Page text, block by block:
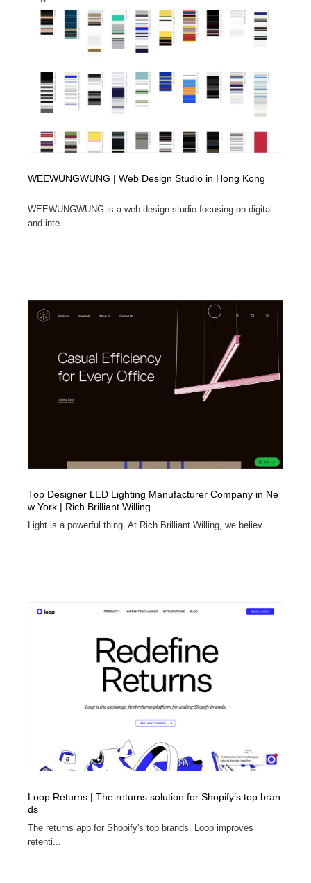
WEEWUNGWUNG | Web Design Studio in Hong Kong
WEEWUNGWUNG is a web design studio focusing on digital
and inte...
Top Designer LED Lighting Manufacturer Company in Ne
w York | Rich Brilliant Willing
Light is a powerful thing. At Rich Brilliant Willing, we believ...
Loop Returns | The returns solution for Shopify’s top bran
ds
The returns app for Shopify's top brands. Loop improves
retenti...